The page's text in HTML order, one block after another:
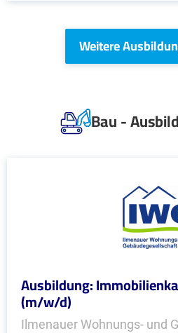
Weitere
Bau -
Ausbildung:
(m/w/d)
Ilmenauer Wohnungs- und